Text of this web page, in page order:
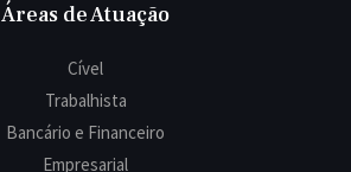
Áreas de Atuação
Cível
Trabalhista
Bancário e Financeiro
Empresarial